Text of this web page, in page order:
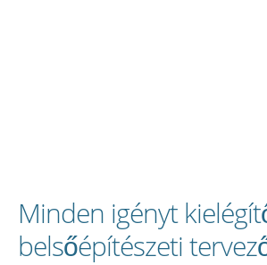
Minden igényt
belsőépítészeti